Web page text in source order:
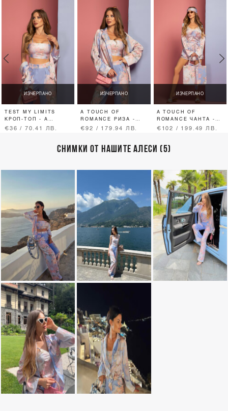
ИЗЧЕРПАНО
TEST MY LIMITS
КРОП-ТОП - A
TOUCH OF ROMANCE
€36 / 70.41 ЛВ.
ИЗЧЕРПАНО
A TOUCH OF
ROMANCE РИЗА -
VISTA BLUE
€92 / 179.94 ЛВ.
ИЗЧЕРПАНО
A TOUCH OF
ROMANCE ЧАНТА -
VISTA BLUE
€102 / 199.49 ЛВ.
СНИМКИ ОТ НАШИТЕ АЛЕСИ (5)